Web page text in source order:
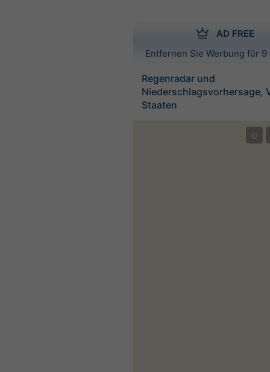
AD FREE
Entfernen Sie Werbung für
Regenradar und
Niederschlagsvorhersage,
Staaten
©